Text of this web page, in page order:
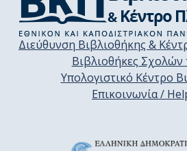
Διεύθυνση Βιβλιοθήκης &
Βιβλιοθήκες
Υπολογιστικό Κέντρο
Επικοινωνία /